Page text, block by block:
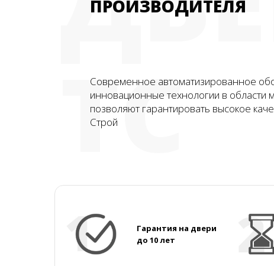
ТС
ПРОИЗВОДИТЕЛЯ
Современное автоматизированное
инновационные технологии в области
позволяют гарантировать высокое
Строй
Гарантия на двери
до 10 лет